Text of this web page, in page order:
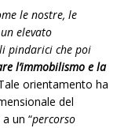
le nostre, le
elevato
pindarici che poi
l’immobilismo e la
orientamento ha
del
un “percorso